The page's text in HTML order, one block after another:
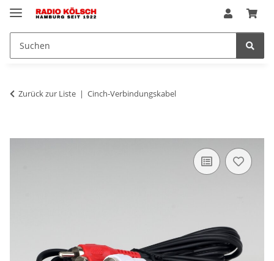
Zurück zur Liste Cinch-Verbindungskabel